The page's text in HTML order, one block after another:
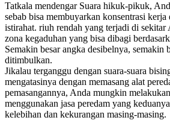
Tatkala mendengar Suara hikuk-pikuk,
sebab bisa membuyarkan konsentrasi kerja
istirahat. riuh rendah yang terjadi di sekitar
zona kegaduhan yang bisa dibagi
Semakin besar angka desibelnya, semakin
ditimbulkan.
Jikalau terganggu dengan suara-suara
mengatasinya dengan memasang alat
pemasangannya, Anda mungkin
menggunakan jasa peredam yang
kelebihan dan kekurangan masing-masing.